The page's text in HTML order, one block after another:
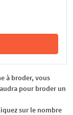
à broder, vous
pour broder un
sur le nombre